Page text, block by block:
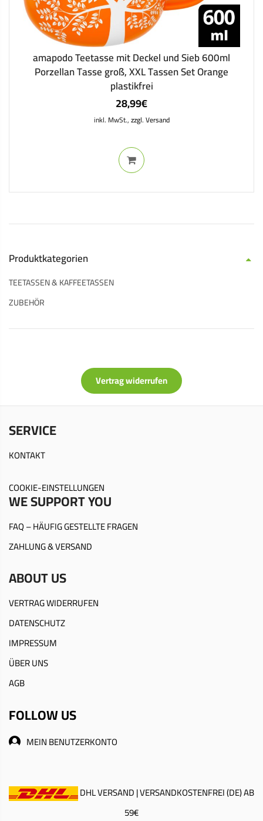
amapodo Teetasse mit Deckel und Sieb 600ml
Porzellan Tasse groß, XXL Tassen Set Orange
plastikfrei
28,99€
inkl. MwSt.,zzgl. Versand
Produktkategorien
TEETASSEN & KAFFEETASSEN
ZUBEHÖR
Vertrag widerrufen
SERVICE
KONTAKT
COOKIE-EINSTELLUNGEN
WE SUPPORT YOU
FAQ – HÄUFIG GESTELLTE FRAGEN
ZAHLUNG & VERSAND
ABOUT US
VERTRAG WIDERRUFEN
DATENSCHUTZ
IMPRESSUM
ÜBER UNS
AGB
FOLLOW US
MEIN BENUTZERKONTO
DHL VERSAND | VERSANDKOSTENFREI (DE) AB
59€